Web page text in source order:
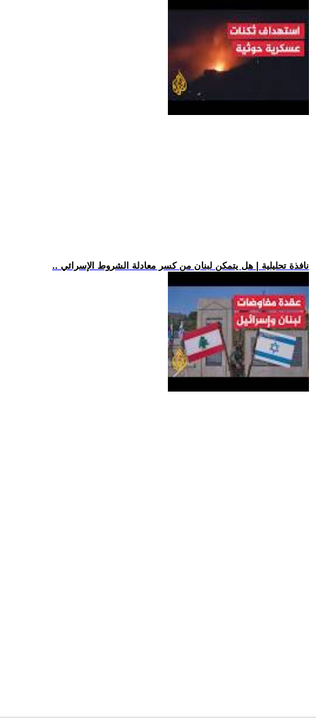
.. نافذة تحليلية | هل يتمكن لبنان من كسر معادلة الشروط الإسرائي